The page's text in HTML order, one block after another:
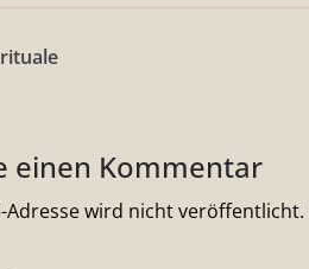
einen Kommentar
Adresse wird nicht veröffentlicht.